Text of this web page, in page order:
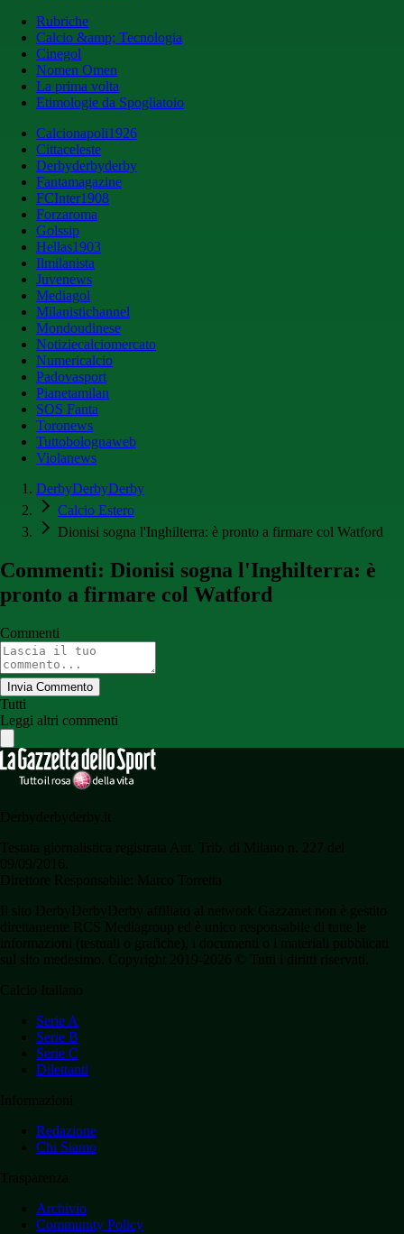
Rubriche
Calcio &amp; Tecnologia
Cinegol
Nomen Omen
La prima volta
Etimologie da Spogliatoio
Calcionapoli1926
Cittaceleste
Derbyderbyderby
Fantamagazine
FCInter1908
Forzaroma
Golssip
Hellas1903
Ilmilanista
Juvenews
Mediagol
Milanistichannel
Mondoudinese
Notiziecalciomercato
Numericalcio
Padovasport
Pianetamilan
SOS Fanta
Toronews
Tuttobolognaweb
Violanews
DerbyDerbyDerby
Calcio Estero
Dionisi sogna l'Inghilterra: è pronto a firmare col Watford
Commenti: Dionisi sogna l'Inghilterra: è
pronto a firmare col Watford
Commenti
Invia Commento
Tutti
Leggi altri commenti
Serie A
Serie B
Serie C
Dilettanti
Redazione
Chi Siamo
Archivio
Community Policy